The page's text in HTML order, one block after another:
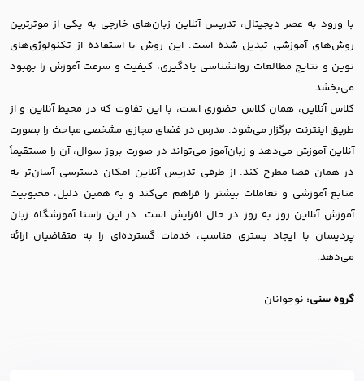
با ورود به عصر دیجیتال،‌ تدریس آنلاین زبان‌های خارجی به یکی از موثرترین
روش‌های آموزشی تبدیل شده است. ‌این روش با استفاده از تکنولوژی‌های
نوین و نتایج مطالعات روانشناسی یادگیری،‌ کیفیت و سرعت آموزش را بهبود
می‌بخشد.‌
کلاس آنلاین، همان کلاس حضوری است، با این تفاوت که در محیط آنلاین و از
طریق اینترنت برگزار می‌شود. مدرس در فضای مجازی مشخصی مباحث را بصورت
آنلاین آموزش می‌دهد و زبان‌آموز می‌تواند در صورت بروز سوال، آن را مستقیماً
در همان فضا مطرح کند. از طرفی تدریس آنلاین امکان دسترسی آسان‌تر به
منابع آموزشی و تعاملات بیشتر را فراهم می‌کند و به همین دلیل،‌ محبوبیت
آموزش آنلاین روز به روز در حال افزایش است.‌ در این راستا آموزشگاه زبان
پردیسان با ایجاد بستری مناسب، خدمات گسترده‌ای را به متقاضیان ارائه
می‌دهد.
گروه سنی: نوجوانان